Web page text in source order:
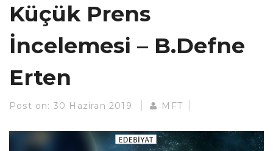
Küçük Prens
İncelemesi – B.Defne
Erten
Post on: 30 Haziran 2019 MFT